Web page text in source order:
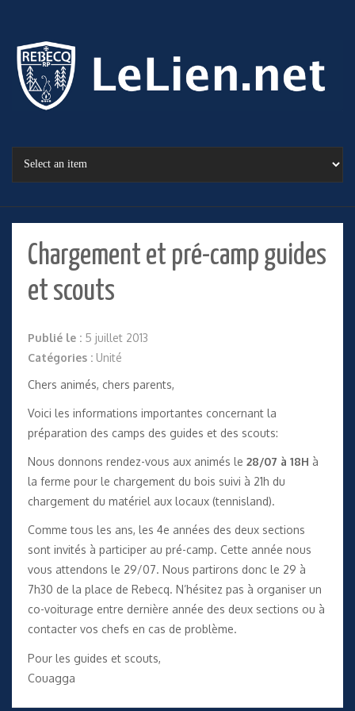
Chargement et pré-camp guides
et scouts
Publié le : 5 juillet 2013
Catégories : Unité
Chers animés, chers parents,
Voici les informations importantes concernant la
préparation des camps des guides et des scouts:
Nous donnons rendez-vous aux animés le 28/07 à 18H à
la ferme pour le chargement du bois suivi à 21h du
chargement du matériel aux locaux (tennisland).
Comme tous les ans, les 4e années des deux sections
sont invités à participer au pré-camp. Cette année nous
vous attendons le 29/07. Nous partirons donc le 29 à
7h30 de la place de Rebecq. N’hésitez pas à organiser un
co-voiturage entre dernière année des deux sections ou à
contacter vos chefs en cas de problème.
Pour les guides et scouts,
Couagga